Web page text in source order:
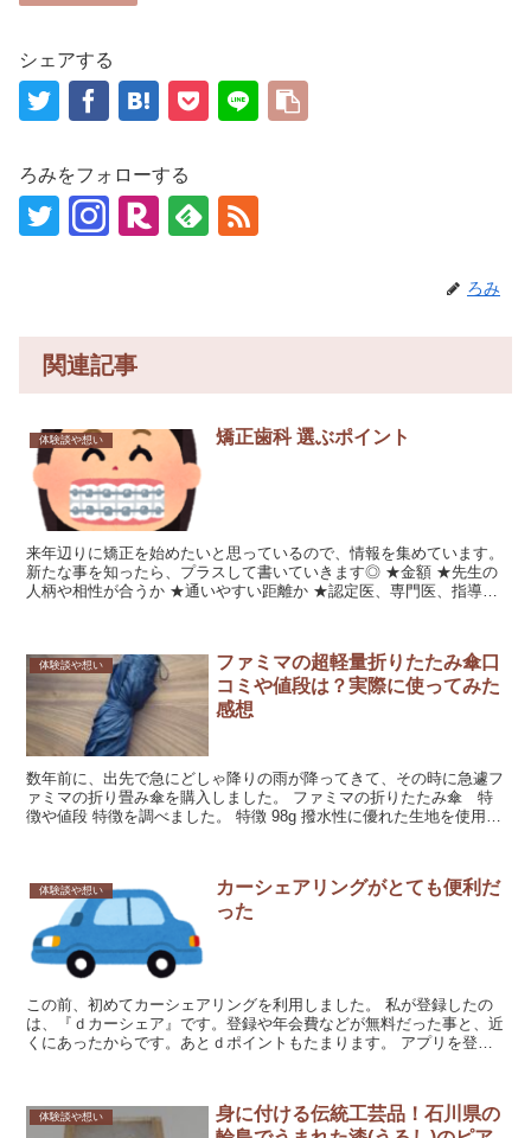
シェアする
ろみをフォローする
ろみ
関連記事
体験談や想い 矯正歯科 選ぶポイント
来年辺りに矯正を始めたいと思っているので、情報を集めています。
新たな事を知ったら、プラスして書いていきます◎ ★金額 ★先生の
人柄や相性が合うか ★通いやすい距離か ★認定医、専門医、指導医
体験談や想い
ファミマの超軽量折りたたみ傘口
コミや値段は？実際に使ってみた
感想
数年前に、出先で急にどしゃ降りの雨が降ってきて、その時に急遽フ
ァミマの折り畳み傘を購入しました。 ファミマの折りたたみ傘 特
徴や値段 特徴を調べました。 特徴 98g 撥水性に優れた生地を使用し
体験談や想い
カーシェアリングがとても便利だ
った
この前、初めてカーシェアリングを利用しました。 私が登録したの
は、『ｄカーシェア』です。登録や年会費などが無料だった事と、近
くにあったからです。あとｄポイントもたまります。 アプリを登録
体験談や想い
身に付ける伝統工芸品！石川県の